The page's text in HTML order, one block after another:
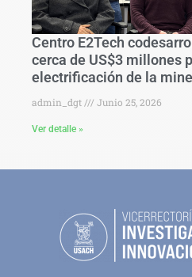
Centro E2Tech
cerca de US$3 millones
electrificación de la
admin_dgt Junio 25, 2026
Ver detalle »